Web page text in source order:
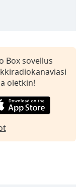
Box sovellus
oletkin!